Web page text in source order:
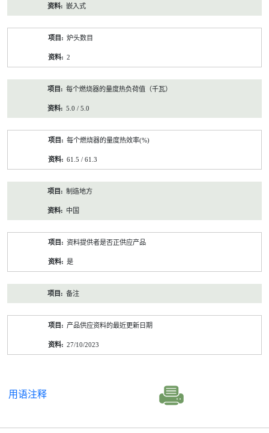
嵌入式
炉头数目
2
每个燃烧器的量度热负荷值（千瓦）
5.0 / 5.0
每个燃烧器的量度热效率(%)
61.5 / 61.3
制造地方
中国
资料提供者是否正供应产品
是
备注
产品供应资料的最近更新日期
27/10/2023
用语注释